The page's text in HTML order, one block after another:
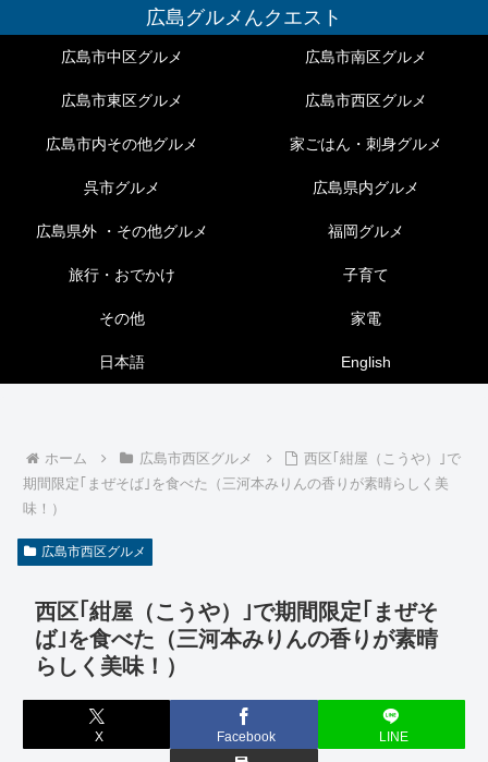
広島グルメんクエスト
広島市中区グルメ 広島市南区グルメ
広島市東区グルメ 広島市西区グルメ
広島市内その他グルメ 家ごはん・刺身グルメ
呉市グルメ 広島県内グルメ
広島県外 ・その他グルメ 福岡グルメ
旅行・おでかけ 子育て
その他 家電
日本語 English
ホーム 広島市西区グルメ
西区｢紺屋（こうや）｣で
期間限定｢まぜそば｣を食べた（三河本みりんの香りが素晴らしく美
味！）
広島市西区グルメ
西区｢紺屋（こうや）｣で期間限定｢まぜそ
ば｣を食べた（三河本みりんの香りが素晴
らしく美味！）
X Facebook LINE